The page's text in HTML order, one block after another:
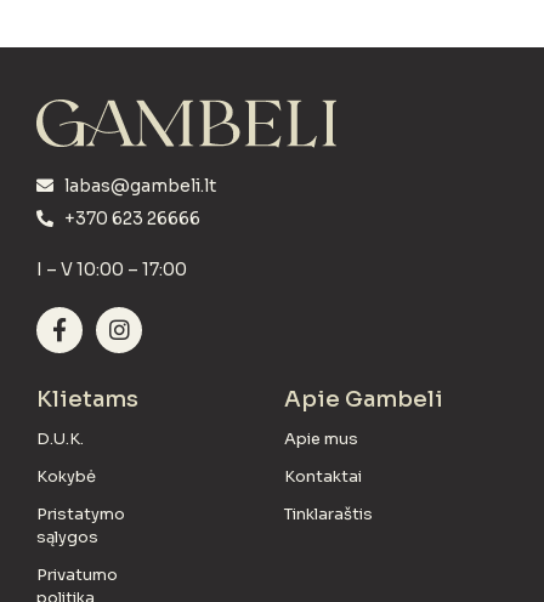
labas@gambeli.lt
+370 623 26666
I – V 10:00 – 17:00
Klietams
D.U.K.
Kokybė
Pristatymo
sąlygos
Privatumo
politika
Apie Gambeli
Apie mus
Kontaktai
Tinklaraštis